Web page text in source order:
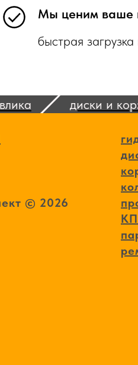
Мы ценим ваше
быстрая
диски и
© 2026